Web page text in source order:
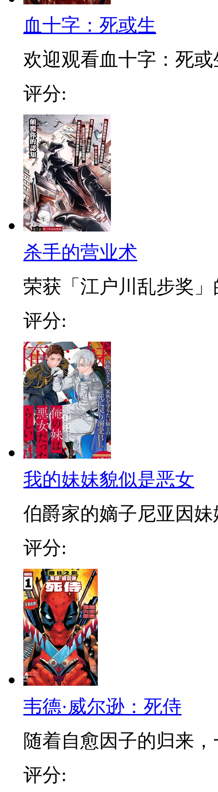
血十字：死或生
欢迎观看血十字：死或
评分:
杀手的营业术
荣获「江户川乱步奖」
评分:
我的妹妹貌似是恶女
伯爵家的嫡子尼亚因妹
评分:
韦德·威尔逊：死侍
随着自愈因子的归来，
评分: